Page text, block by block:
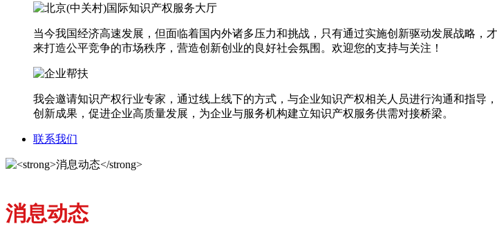
当今我国经济高速发展，但面临着国内外诸多压力和挑战，只有通过实施创新驱动发展战略，
来打造公平竞争的市场秩序，营造创新创业的良好社会氛围。欢迎您的支持与关注！
我会邀请知识产权行业专家，通过线上线下的方式，与企业知识产权相关人员进行沟通和指
创新成果，促进企业高质量发展，为企业与服务机构建立知识产权服务供需对接桥梁。
联系我们
消息动态